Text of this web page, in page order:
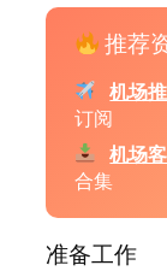
推荐
机场
订阅
机场
合集
准备工作